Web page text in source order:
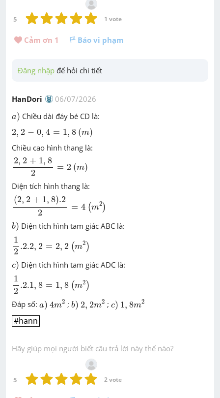
5 1 vote
Cảm ơn 1 Báo vi phạm
Đăng nhập để hỏi chi tiết
HanDori 06/07/2026
a)
a) Chiều dài đáy bé CD là:
2, 2 − 0, 4 = 1, 8
2 2- 4= 1, 8 (m)
(m)
Chiều cao hình thang là:
2, 2 + 1, 8
2
= 2
2, 2+ 1 82 =2
(m)
(m)
Diện tích hình thang là:
(2, 2 + 1, 8).2
2
= 4
2,2 + , ) .22=4
(m2)
(m 2)
b)
b) Diện tích hình tam giác ABC là:
1
2
.2.2, 2 = 2, 2
1
(m2 )
(m 2)
c)
c) Diện tích hình tam giác ADC là:
1
2
.2.1, 8 = 1, 8
1
(m2 )
(m 2)
Đáp số: a)
a) 4m2
4 m2 ; b)
b) 2, 2m2
2 2m 2 ; c)
c) 1, 8m2
1 8m 2
#hann
#hann
Hãy giúp mọi người biết câu trả lời này thế nào?
5 2 vote